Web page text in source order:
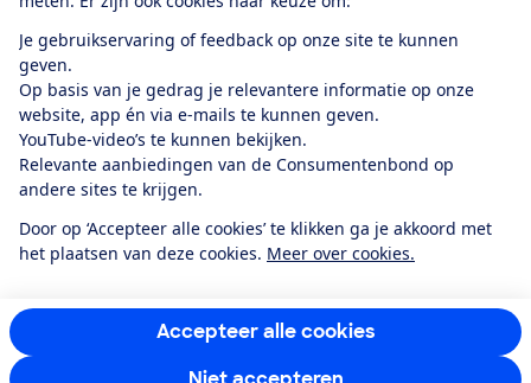
Je gebruikservaring of feedback op onze site te kunnen
geven.
Op basis van je gedrag je relevantere informatie op onze
website, app én via e-mails te kunnen geven.
YouTube-video’s te kunnen bekijken.
Relevante aanbiedingen van de Consumentenbond op
andere sites te krijgen.
Door op ‘Accepteer alle cookies’ te klikken ga je akkoord met
het plaatsen van deze cookies. Meer over cookies.
Accepteer alle cookies
app
Algemene Voorwaarden
Privacyverklaring
Cookiebeleid
Privacyvoorkeuren
Toegankelijkheid
RSS-feed nieuws
Facebook
TwitterInstagram
YoutubeLinkedIn
12.901consumentenbeoordelen de Consumentenbondmet gemiddeld